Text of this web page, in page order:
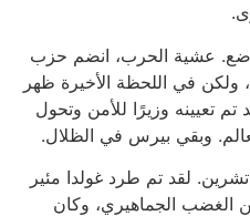
عشية الحرب، انضم حزب
ولكن في اللحظة الأخيرة ظهر
تعيينه وزيرًا للأمن وتحول
وبقي بيرس في الظلال.
لقد تم طرد غولدا مئير
الغضب الجماهيري، وكان